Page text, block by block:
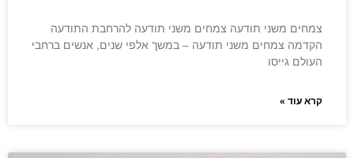
צמחים משני תודעה צמחים משני תודעה להרחבת התודעה
הקדמה צמחים משני תודעה – במשך אלפי שנים, אנשים ברחבי
העולם גייסו
קרא עוד »